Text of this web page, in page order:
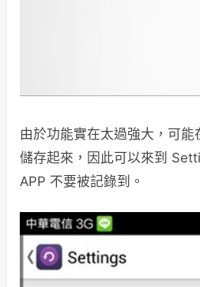
由於功能實在太過強大，可
儲存起來，因此可以來到
APP 不要被記錄到。